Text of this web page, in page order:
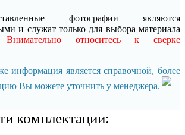
фотографии являются
и служат только для выбора материала
Внимательно относитесь к сверке
информация является справочной, более
Вы можете уточнить у менеджера.
комплектации: